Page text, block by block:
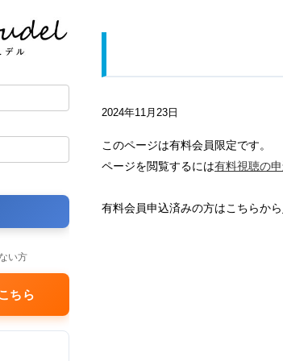
2024年11月23日
このページは有料会員限定です。
ページを閲覧するには有料視聴の
有料会員申込済みの方はこちらから
い方
ちら